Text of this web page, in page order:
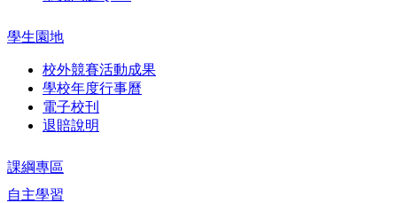
學生園地
校外競賽活動成果
學校年度行事曆
電子校刊
退賠說明
課綱專區
自主學習